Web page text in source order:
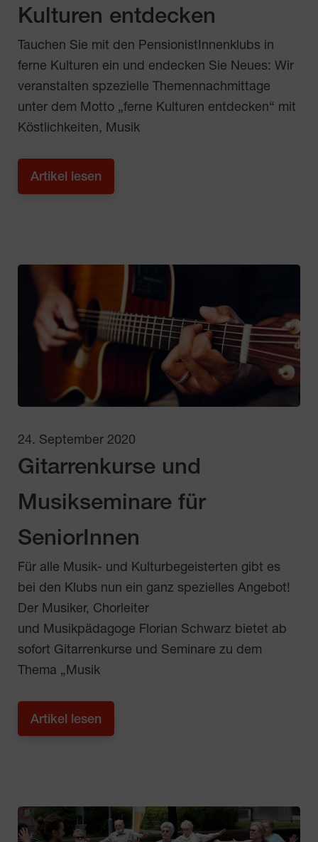
Kulturen entdecken
Tauchen Sie mit den PensionistInnenklubs in
ferne Kulturen ein und endecken Sie Neues: Wir
veranstalten spzezielle Themennachmittage
unter dem Motto „ferne Kulturen entdecken“ mit
Köstlichkeiten, Musik
Artikel lesen
24. September 2020
Gitarrenkurse und
Musikseminare für
SeniorInnen
Für alle Musik- und Kulturbegeisterten gibt es
bei den Klubs nun ein ganz spezielles Angebot!
Der Musiker, Chorleiter
und Musikpädagoge Florian Schwarz bietet ab
sofort Gitarrenkurse und Seminare zu dem
Thema „Musik
Artikel lesen